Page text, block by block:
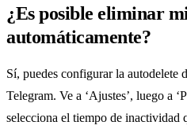
¿Es posible eliminar
automáticamente?
Sí, puedes configurar la autodelete
Telegram. Ve a ‘Ajustes’, luego a
selecciona el tiempo de inactividad